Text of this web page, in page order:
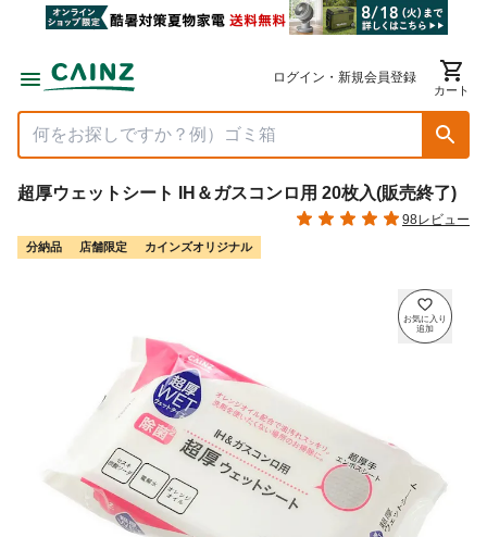
ログイン・新規会員登録
カート
超厚ウェットシート IH＆ガスコンロ用 20枚入(販売終了)
98レビュー
分納品 店舗限定 カインズオリジナル